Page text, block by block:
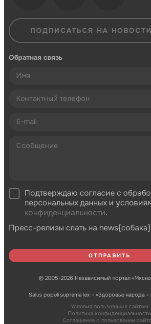
ПОДПИСАТЬСЯ НА НОВОСТИ
Обратная связь
Подтверждаю согласие с
персональных данных и
конфиденциальности.
Пресс-релизы слать на
© 2005-2026 Независимый портал
Salus populi suprema lex – «Здоровье народа
Условия пользования сайтом
Политика конфиденциальности
Соглашение о пользовании